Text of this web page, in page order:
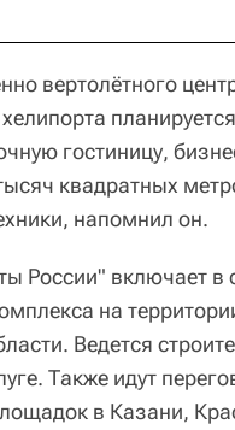
вертолётного
гостиницу,
квадратных
напомнил он.
России" включает в
на
Ведется
Также идут
в Казани,